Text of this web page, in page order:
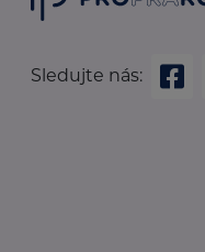
Sledujte nás: